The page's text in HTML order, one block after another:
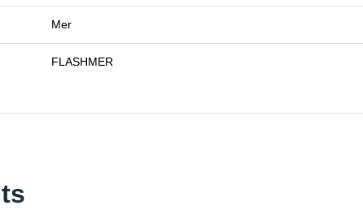
Mer
FLASHMER